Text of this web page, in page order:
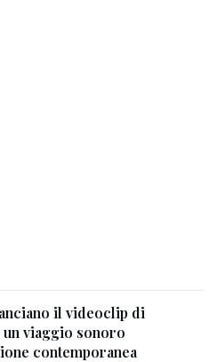
il videoclip di
un viaggio sonoro
contemporanea